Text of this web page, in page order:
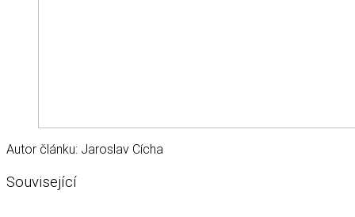
Autor článku: Jaroslav Cícha
Související